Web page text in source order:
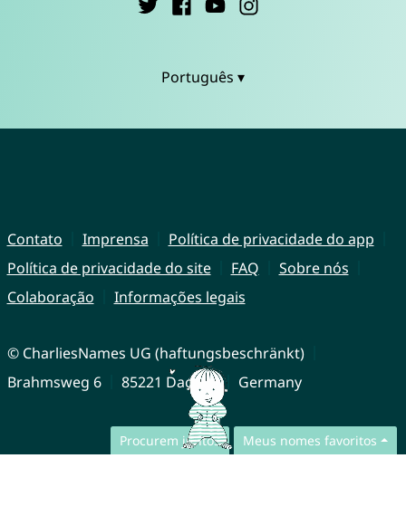
Procurem juntos Meus nomes favoritos
Português ▾
Contato Imprensa
Política de privacidade do app
Política de privacidade do site
FAQ
Sobre nós
Colaboração
Informações legais
© CharliesNames UG (haftungsbeschränkt)
Brahmsweg 6
85221 Dachau Germany